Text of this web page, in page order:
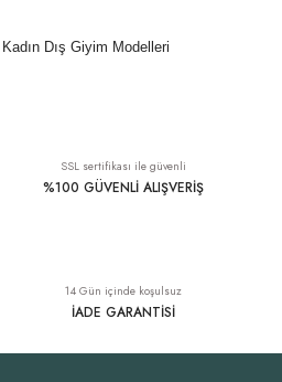
Kadın Dış Giyim Modelleri
SSL sertifikası ile güvenli
%100 GÜVENLİ ALIŞVERİŞ
14 Gün içinde koşulsuz
İADE GARANTİSİ